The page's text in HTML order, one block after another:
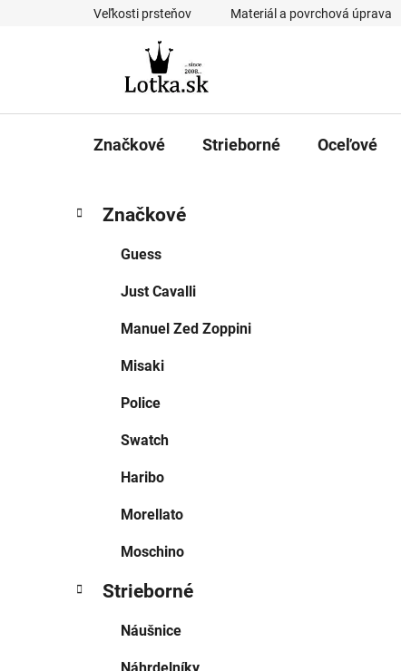
Veľkosti prsteňov Materiál a povrchová úprava
Značkové Strieborné Oceľové
B
kategórie
a
Značkové
Guess
Just Cavalli
Manuel Zed Zoppini
Misaki
Police
Swatch
Haribo
Morellato
Moschino
Strieborné
Náušnice